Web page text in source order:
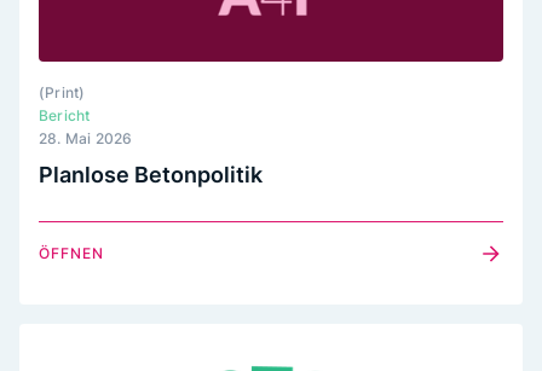
28. Mai 2026
Bericht
(Print)
Planlose Betonpolitik
ÖFFNEN